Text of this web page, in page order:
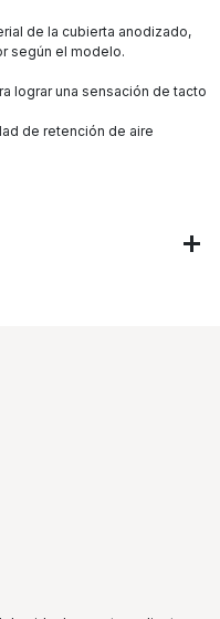
de la cubierta anodizado,
según el modelo.
lograr una sensación de tacto
de retención de aire